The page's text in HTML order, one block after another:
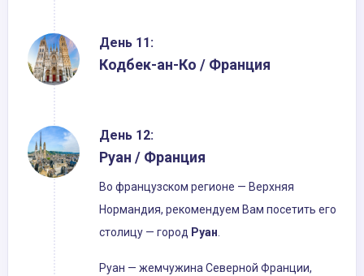
День 11:
Кодбек-ан-Ко / Франция
День 12:
Руан / Франция
Во французском регионе — Верхняя
Нормандия, рекомендуем Вам посетить его
столицу — город Руан.
Руан — жемчужина Северной Франции,